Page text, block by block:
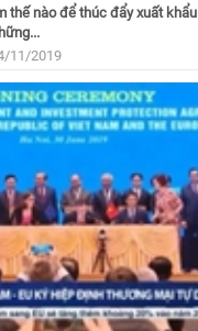
thế nào để thúc đẩy xuất khẩu
11/2019